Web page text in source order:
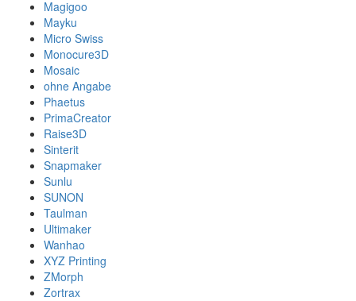
Magigoo
Mayku
Micro Swiss
Monocure3D
Mosaic
ohne Angabe
Phaetus
PrimaCreator
Raise3D
Sinterit
Snapmaker
Sunlu
SUNON
Taulman
Ultimaker
Wanhao
XYZ Printing
ZMorph
Zortrax